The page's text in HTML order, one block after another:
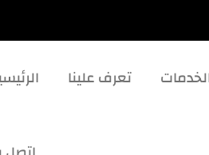
تعرف علينا